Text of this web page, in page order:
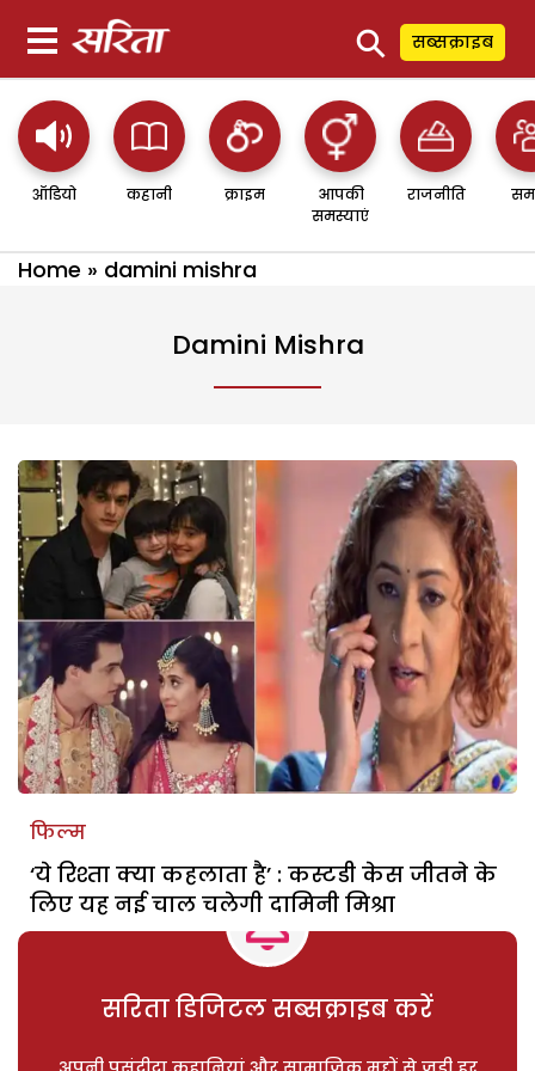
⚲ सब्सक्राइब
ऑडियो कहानी क्राइम
आपकी
समस्याएं
राजनीति
Home » damini mishra
Damini Mishra
फिल्म
‘ये रिश्ता क्या कहलाता है’ : कस्टडी केस जीतने के
लिए यह नई चाल चलेगी दामिनी मिश्रा
सरिता डिजिटल सब्सक्राइब करें